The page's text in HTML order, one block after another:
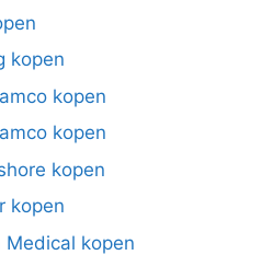
kopen
kopen
kopen
kopen
kopen
Medical kopen